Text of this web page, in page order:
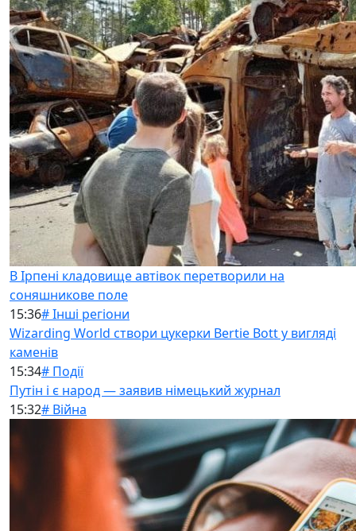
В Ірпені кладовище автівок перетворили на
соняшникове поле
15:36# Інші регіони
Wizarding World створи цукерки Bertie Bott у вигляді
каменів
15:34# Події
Путін і є народ — заявив німецький журнал
15:32# Війна